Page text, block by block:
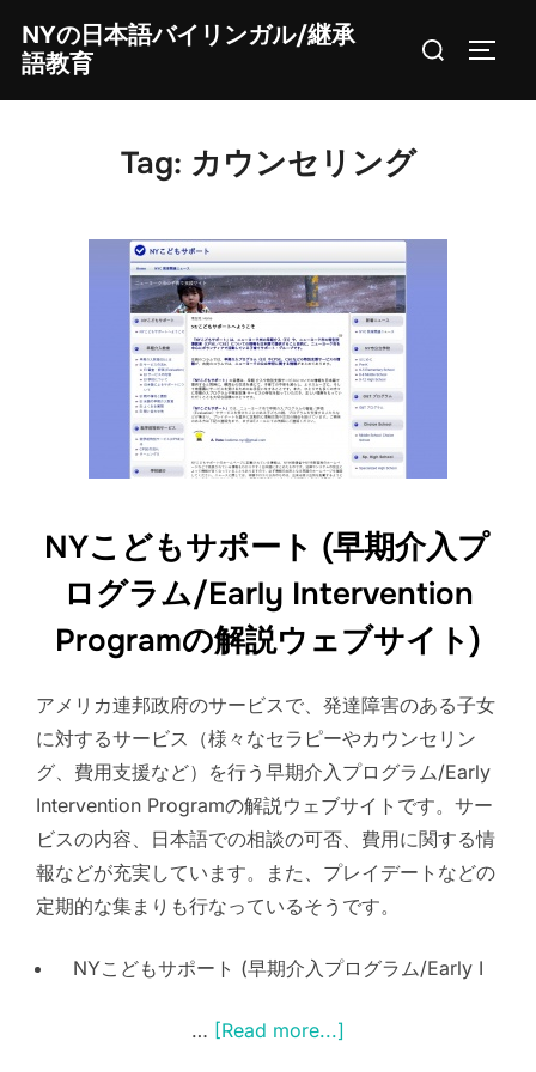
content
NYの日本語バイリンガル/継承
語教育
Search
Tag: カウンセリング
NYこどもサポート (早期介入プ
ログラム/Early Intervention
Programの解説ウェブサイト)
アメリカ連邦政府のサービスで、発達障害のある子女
に対するサービス（様々なセラピーやカウンセリン
グ、費用支援など）を行う早期介入プログラム/Early
Intervention Programの解説ウェブサイトです。サー
ビスの内容、日本語での相談の可否、費用に関する情
報などが充実しています。また、プレイデートなどの
定期的な集まりも行なっているそうです。
NYこどもサポート (早期介入プログラム/Early I
… [Read more...]